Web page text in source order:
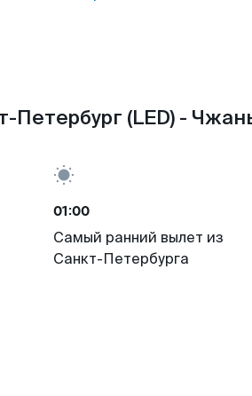
(LED) -
01:00
Самый ранний вылет из
Санкт-Петербурга